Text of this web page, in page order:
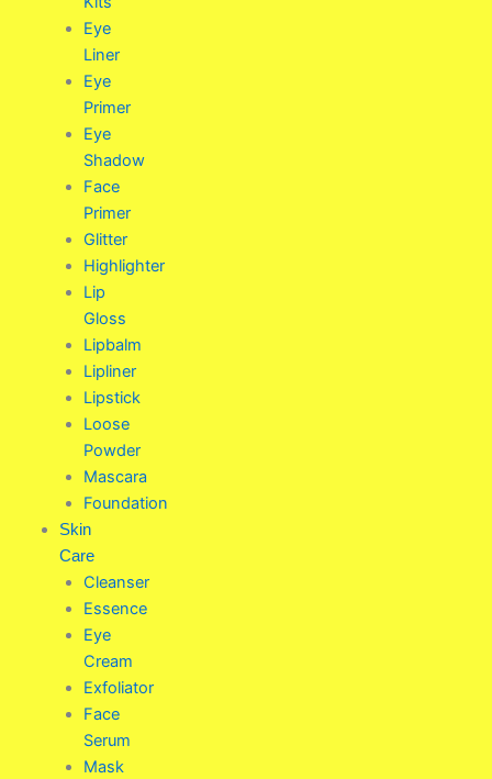
Eye
Liner
Eye
Primer
Eye
Shadow
Face
Primer
Glitter
Highlighter
Lip
Gloss
Lipbalm
Lipliner
Lipstick
Loose
Powder
Mascara
Foundation
Skin
Care
Cleanser
Essence
Eye
Cream
Exfoliator
Face
Serum
Mask